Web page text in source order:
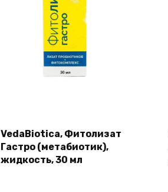
VedaBiotica, Фитолизат
Гастро (метабиотик),
жидкость, 30 мл